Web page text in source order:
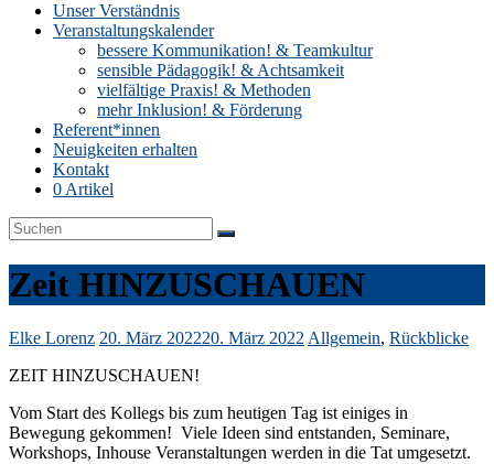
Unser Verständnis
Veranstaltungskalender
bessere Kommunikation! & Teamkultur
sensible Pädagogik! & Achtsamkeit
vielfältige Praxis! & Methoden
mehr Inklusion! & Förderung
Referent*innen
Neuigkeiten erhalten
Kontakt
0 Artikel
Zeit HINZUSCHAUEN
Elke Lorenz 20. März 202220. März 2022 Allgemein, Rückblicke
ZEIT HINZUSCHAUEN!
Vom Start des Kollegs bis zum heutigen Tag ist einiges in
Bewegung gekommen! Viele Ideen sind entstanden, Seminare,
Workshops, Inhouse Veranstaltungen werden in die Tat umgesetzt.